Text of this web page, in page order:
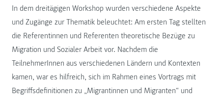
In dem dreitägigen Workshop wurden verschiedene Aspekte
und Zugänge zur Thematik beleuchtet: Am ersten Tag stellten
die Referentinnen und Referenten theoretische Bezüge zu
Migration und Sozialer Arbeit vor. Nachdem die
TeilnehmerInnen aus verschiedenen Ländern und Kontexten
kamen, war es hilfreich, sich im Rahmen eines Vortrags mit
Begriffsdefinitionen zu „Migrantinnen und Migranten“ und